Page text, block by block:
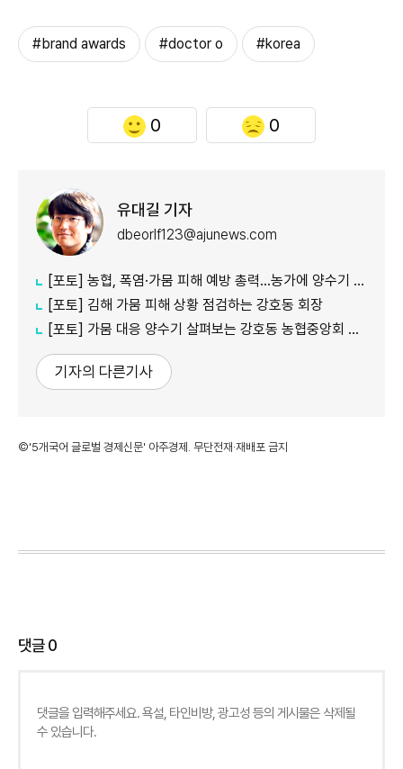
#brand awards #doctor o #korea
0 0
유대길 기자
dbeorlf123@ajunews.com
[포토] 농협, 폭염·가뭄 피해 예방 총력…농가에 양수기 지원
[포토] 김해 가뭄 피해 상황 점검하는 강호동 회장
[포토] 가뭄 대응 양수기 살펴보는 강호동 농협중앙회 회장
기자의 다른기사
©'5개국어 글로벌 경제신문' 아주경제. 무단전재·재배포 금지
댓글0